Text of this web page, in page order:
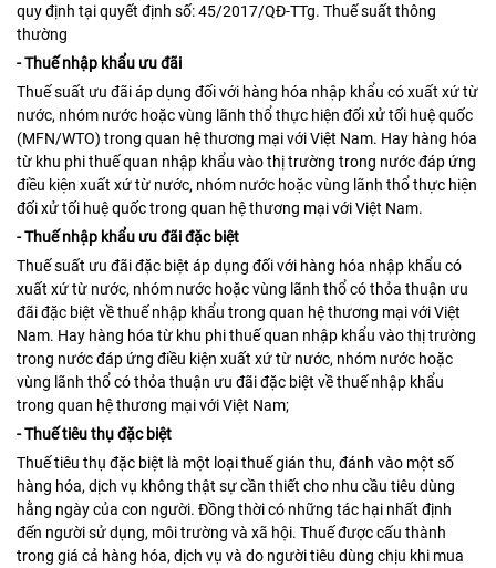
quy định tại quyết định số: 45/2017/QĐ-TTg. Thuế suất thông
thường
- Thuế nhập khẩu ưu đãi
Thuế suất ưu đãi áp dụng đối với hàng hóa nhập khẩu có xuất xứ từ
nước, nhóm nước hoặc vùng lãnh thổ thực hiện đối xử tối huệ quốc
(MFN/WTO) trong quan hệ thương mại với Việt Nam. Hay hàng hóa
từ khu phi thuế quan nhập khẩu vào thị trường trong nước đáp ứng
điều kiện xuất xứ từ nước, nhóm nước hoặc vùng lãnh thổ thực hiện
đối xử tối huệ quốc trong quan hệ thương mại với Việt Nam.
- Thuế nhập khẩu ưu đãi đặc biệt
Thuế suất ưu đãi đặc biệt áp dụng đối với hàng hóa nhập khẩu có
xuất xứ từ nước, nhóm nước hoặc vùng lãnh thổ có thỏa thuận ưu
đãi đặc biệt về thuế nhập khẩu trong quan hệ thương mại với Việt
Nam. Hay hàng hóa từ khu phi thuế quan nhập khẩu vào thị trường
trong nước đáp ứng điều kiện xuất xứ từ nước, nhóm nước hoặc
vùng lãnh thổ có thỏa thuận ưu đãi đặc biệt về thuế nhập khẩu
trong quan hệ thương mại với Việt Nam;
- Thuế tiêu thụ đặc biệt
Thuế tiêu thụ đặc biệt là một loại thuế gián thu, đánh vào một số
hàng hóa, dịch vụ không thật sự cần thiết cho nhu cầu tiêu dùng
hằng ngày của con người. Đồng thời có những tác hại nhất định
đến người sử dụng, môi trường và xã hội. Thuế được cấu thành
trong giá cả hàng hóa, dịch vụ và do người tiêu dùng chịu khi mua